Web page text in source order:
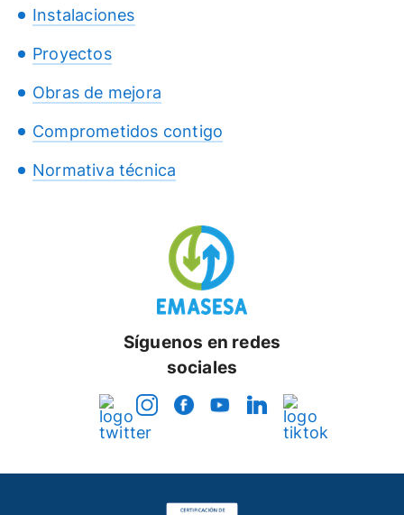
Instalaciones
Proyectos
Obras de mejora
Comprometidos contigo
Normativa técnica
Síguenos en redes
sociales